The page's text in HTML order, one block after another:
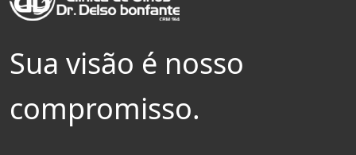
Sua visão é nosso
compromisso.